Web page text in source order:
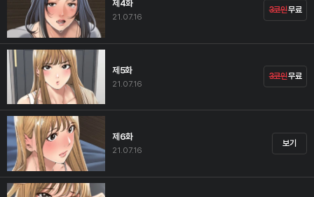
제4화
21.07.16
3코인무료
제5화
21.07.16
3코인무료
제6화
21.07.16
보기